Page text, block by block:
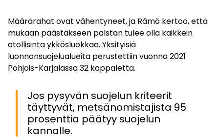
Määrärahat ovat vähentyneet, ja Rämö kertoo, että
mukaan päästäkseen palstan tulee olla kaikkein
otollisinta ykkösluokkaa. Yksityisiä
luonnonsuojelualueita perustettiin vuonna 2021
Pohjois-Karjalassa 32 kappaletta.
Jos pysyvän suojelun kriteerit
täyttyvät, metsänomistajista 95
prosenttia päätyy suojelun
kannalle.